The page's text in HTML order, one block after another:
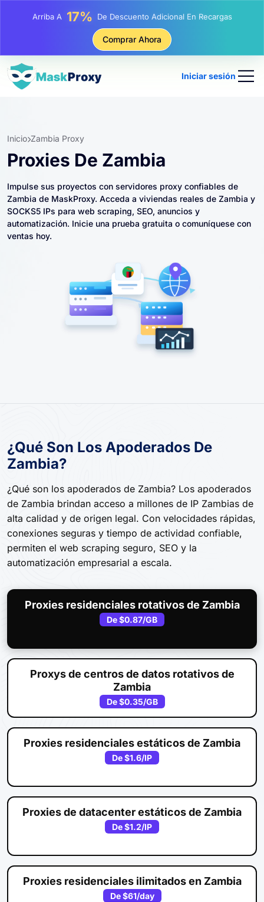
Arriba A 25% Descuento En Compras Estáticas IP
81% Descuento En Compras Rotativas IP
Comprar Ahora
Iniciar sesión
Inicio Zambia Proxy
Proxies De Zambia
Impulse sus proyectos con servidores proxy confiables de
Zambia de MaskProxy. Acceda a viviendas reales de Zambia y
SOCKS5 IPs para web scraping, SEO, anuncios y
automatización. Inicie una prueba gratuita o comuníquese con
ventas hoy.
¿Qué Son Los Apoderados De
Zambia?
¿Qué son los apoderados de Zambia? Los apoderados
de Zambia brindan acceso a millones de IP Zambias de
alta calidad y de origen legal. Con velocidades rápidas,
conexiones seguras y tiempo de actividad confiable,
permiten el web scraping seguro, SEO y la
automatización empresarial a escala.
Proxies residenciales rotativos de Zambia
De$0.87/GB
Proxys de centros de datos rotativos de
Zambia
De$0.35/GB
Proxies residenciales estáticos de Zambia
De$1.6/IP
Proxies de datacenter estáticos de Zambia
De$1.2/IP
Proxies residenciales ilimitados en Zambia
De$61/day